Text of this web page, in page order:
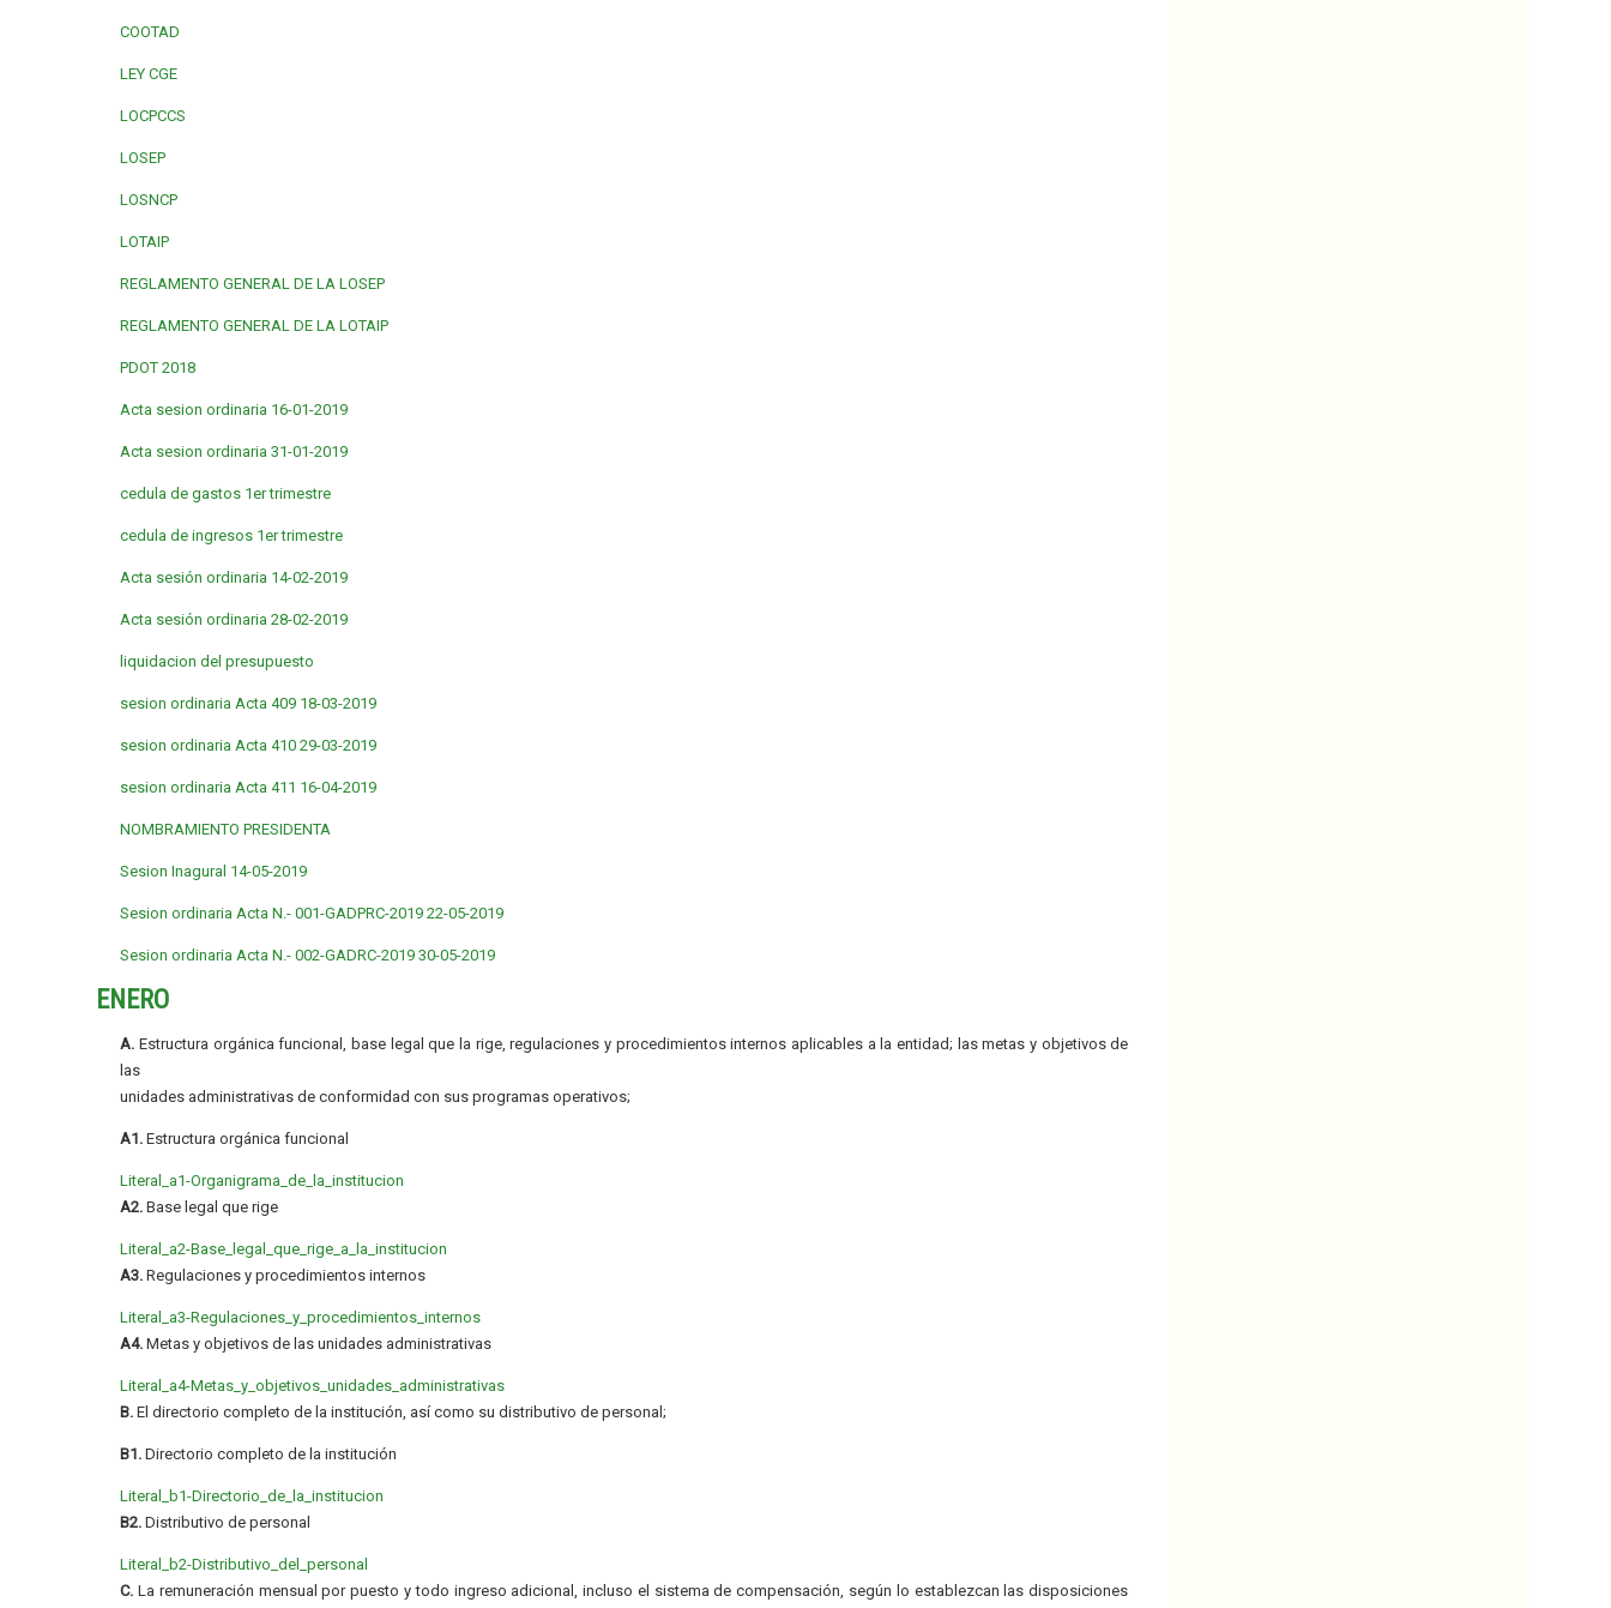
COOTAD
LEY CGE
LOCPCCS
LOSEP
LOSNCP
LOTAIP
REGLAMENTO GENERAL DE LA LOSEP
REGLAMENTO GENERAL DE LA LOTAIP
PDOT 2018
Acta sesion ordinaria 16-01-2019
Acta sesion ordinaria 31-01-2019
cedula de gastos 1er trimestre
cedula de ingresos 1er trimestre
Acta sesión ordinaria 14-02-2019
Acta sesión ordinaria 28-02-2019
liquidacion del presupuesto
sesion ordinaria Acta 409 18-03-2019
sesion ordinaria Acta 410 29-03-2019
sesion ordinaria Acta 411 16-04-2019
NOMBRAMIENTO PRESIDENTA
Sesion Inagural 14-05-2019
Sesion ordinaria Acta N.- 001-GADPRC-2019 22-05-2019
Sesion ordinaria Acta N.- 002-GADRC-2019 30-05-2019
ENERO
A. Estructura orgánica funcional, base legal que la rige, regulaciones y procedimientos internos aplicables a la entidad; las metas y objetivos de
las
unidades administrativas de conformidad con sus programas operativos;
A1. Estructura orgánica funcional
Literal_a1-Organigrama_de_la_institucion
A2. Base legal que rige
Literal_a2-Base_legal_que_rige_a_la_institucion
A3. Regulaciones y procedimientos internos
Literal_a3-Regulaciones_y_procedimientos_internos
A4. Metas y objetivos de las unidades administrativas
Literal_a4-Metas_y_objetivos_unidades_administrativas
B. El directorio completo de la institución, así como su distributivo de personal;
B1. Directorio completo de la institución
Literal_b1-Directorio_de_la_institucion
B2. Distributivo de personal
Literal_b2-Distributivo_del_personal
C. La remuneración mensual por puesto y todo ingreso adicional, incluso el sistema de compensación, según lo establezcan las disposiciones